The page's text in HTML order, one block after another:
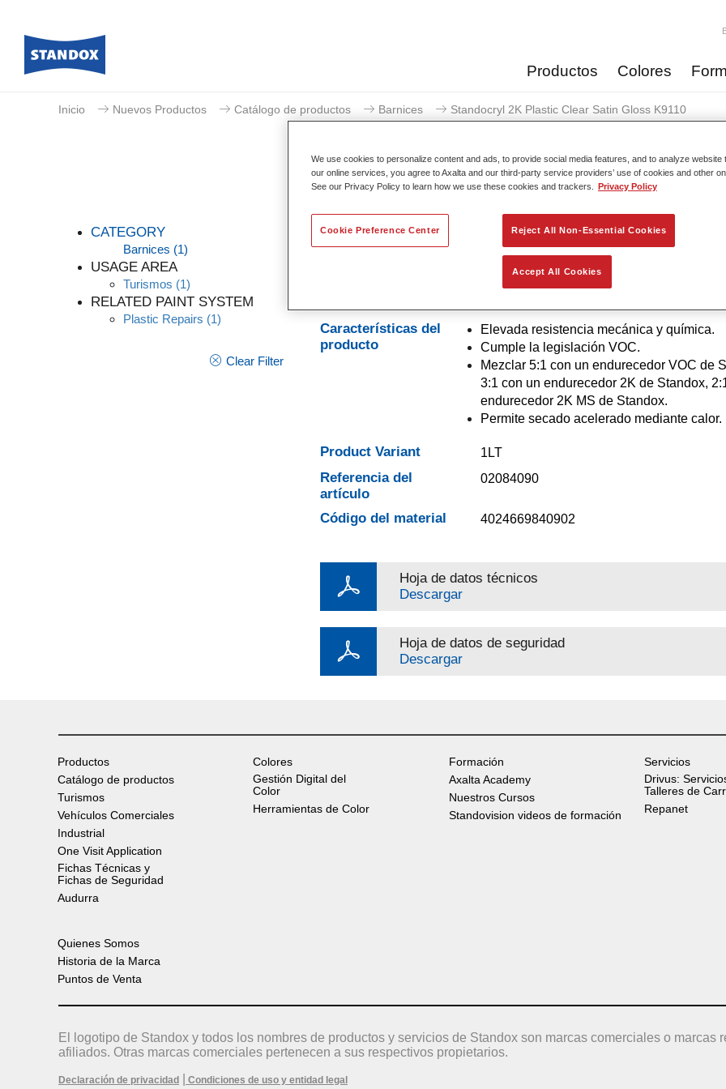
Productos Colores
Inicio Nuevos Productos Catálogo de productos Barnices Standocryl 2K Plastic Clear Satin Gloss K9110
CATEGORY
Barnices (1)
USAGE AREA
Turismos (1)
RELATED PAINT SYSTEM
Plastic Repairs (1)
Clear Filter
Standocryl 2K Plastic Clear
Standocryl 2K Plastic Clear satinado es un barniz especial 2K
Características del
producto
Elevada resistencia mecánica y química.
Cumple la legislación VOC.
Mezclar 5:1 con un endurecedor VOC de
3:1 con un endurecedor 2K de Standox,
endurecedor 2K MS de Standox.
Permite secado acelerado mediante calor.
Product Variant 1LT
Referencia del
artículo
02084090
Código del material 4024669840902
Hoja de datos técnicos
Descargar
Hoja de datos de seguridad
Descargar
Productos
Catálogo de productos
Turismos
Vehículos Comerciales
Industrial
One Visit Application
Fichas Técnicas y
Fichas de Seguridad
Audurra
Colores
Gestión Digital del
Color
Herramientas de Color
Formación
Axalta Academy
Nuestros Cursos
Standovision videos de formación
Servicios
Drivus:
Talleres de
Repanet
Quienes Somos
Historia de la Marca
Puntos de Venta
El logotipo de Standox y todos los nombres de productos y servicios de Standox son marcas comerciales o marcas
afiliados. Otras marcas comerciales pertenecen a sus respectivos propietarios.
Declaración de privacidad Condiciones de uso y entidad legal
We use cookies to personalize content and ads, to provide social media features, and to analyze website
our online services, you agree to Axalta and our third-party service providers’ use of cookies and other
See our Privacy Policy to learn how we use these cookies and trackers.
Privacy Policy
Reject All Non-Essential Cookies
Accept All Cookies
Cookie Preference Center